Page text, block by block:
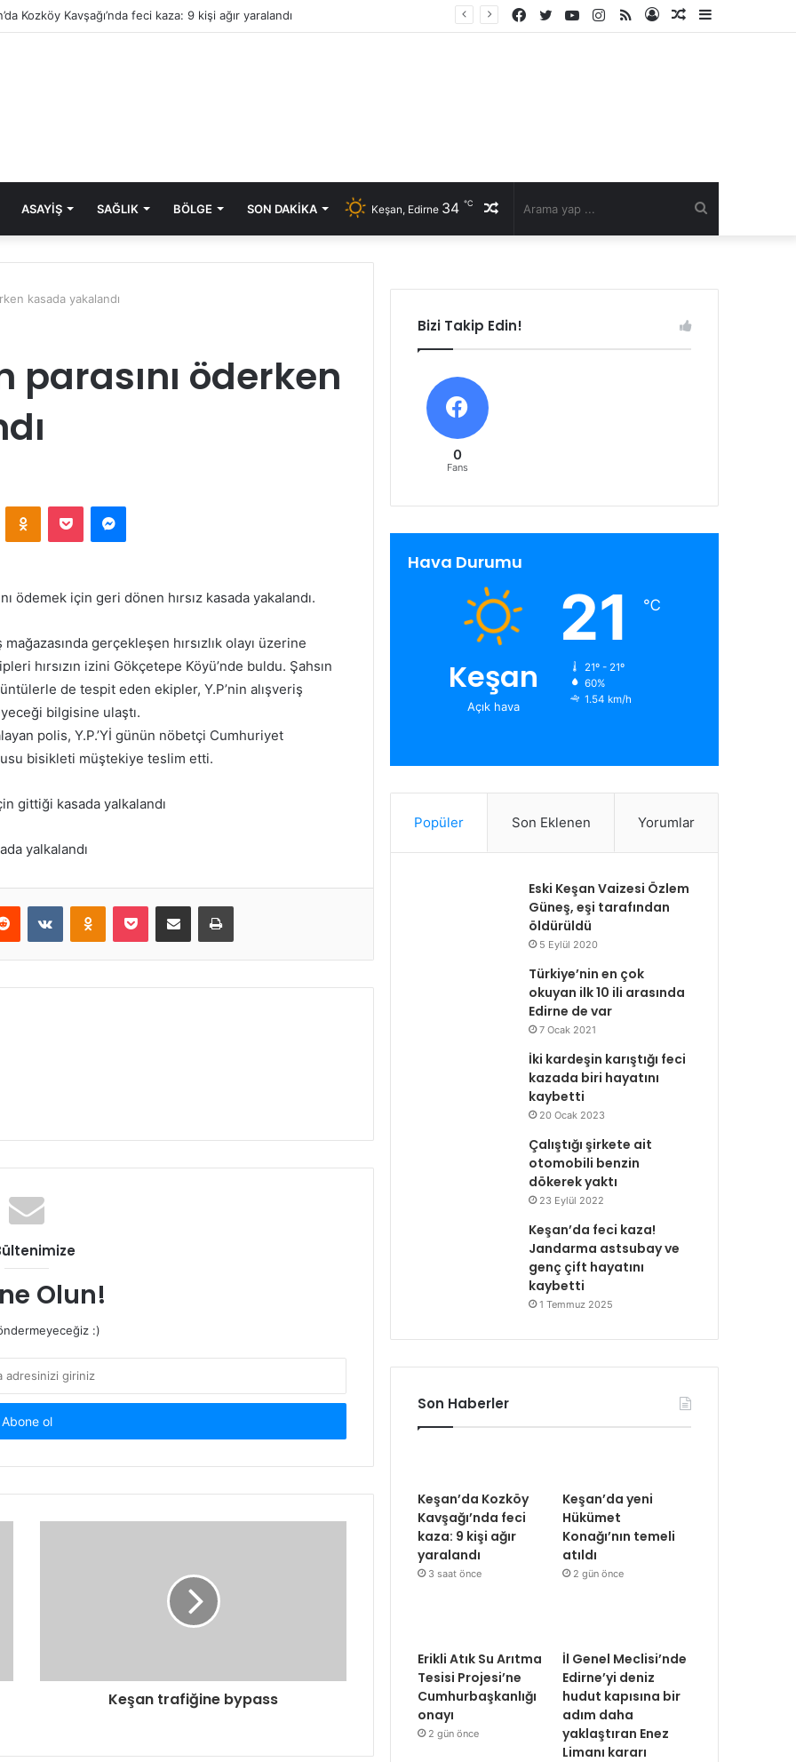
Kozköy Kavşağı’nda feci kaza: 9 kişi ağır yaralandı
Rastgele
Kayıt
RSS
Instagram
YouTube
Twitter
Facebook
ASAYIŞ SAĞLIK BÖLGE SON DAKIKA Rastgele
Keşan, Edirne 34 ℃
kasada yakalandı
parasını öderken
ödemek için geri dönen hırsız kasada yakalandı.
gerçekleşen hırsızlık olayı üzerine
hırsızın izini Gökçetepe Köyü’nde buldu. Şahsın
de tespit eden ekipler, Y.P’nin alışveriş
bilgisine ulaştı.
polis, Y.P.’Yİ günün nöbetçi Cumhuriyet
bisikleti müştekiye teslim etti.
Olun!
:)
Keşan trafiğine bypass
Bizi Takip Edin!
0
Fans
Hava Durumu
Keşan
Açık hava
21 ℃
21º - 21º
60%
1.54 km/h
Popüler Son Eklenen Yorumlar
Eski Keşan Vaizesi Özlem
Güneş, eşi tarafından
öldürüldü
5 Eylül 2020
Türkiye’nin en çok
okuyan ilk 10 ili arasında
Edirne de var
7 Ocak 2021
İki kardeşin karıştığı feci
kazada biri hayatını
kaybetti
20 Ocak 2023
Çalıştığı şirkete ait
otomobili benzin
dökerek yaktı
23 Eylül 2022
Keşan’da feci kaza!
Jandarma astsubay ve
genç çift hayatını
kaybetti
1 Temmuz 2025
Son Haberler
Keşan’da Kozköy
Kavşağı’nda feci
kaza: 9 kişi ağır
yaralandı
3 saat önce
Keşan’da yeni
Hükümet
Konağı’nın temeli
atıldı
2 gün önce
Erikli Atık Su Arıtma
Tesisi Projesi’ne
Cumhurbaşkanlığı
onayı
2 gün önce
İl Genel Meclisi’nde
Edirne’yi deniz
hudut kapısına bir
adım daha
yaklaştıran Enez
Limanı kararı